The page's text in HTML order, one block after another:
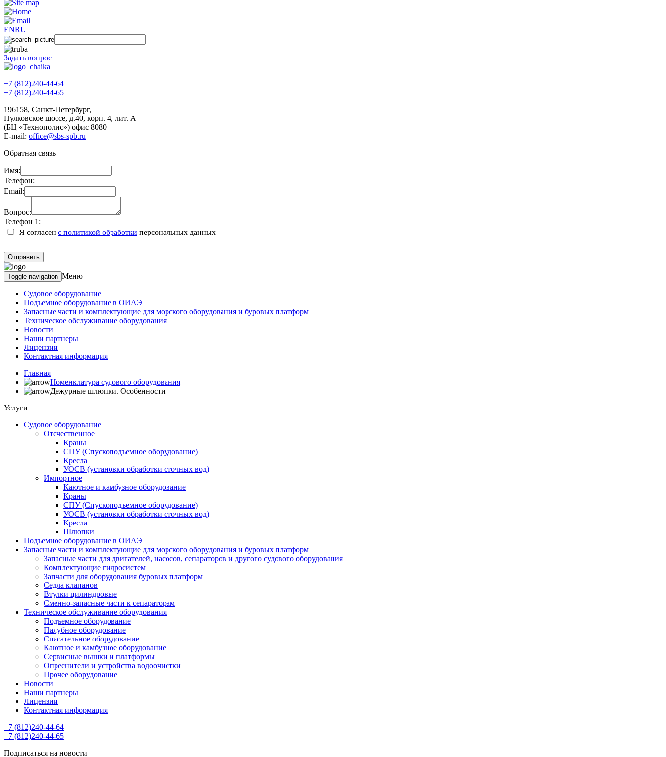
ENRU
Задать вопрос
+7 (812)240-44-64
+7 (812)240-44-65
196158, Санкт-Петербург,
Пулковское шоссе, д.40, корп. 4, лит. А
(БЦ «Технополис») офис 8080
E-mail: office@sbs-spb.ru
Обратная связь
Имя:
Телефон:
Email:
Вопрос:
Телефон 1:
Я согласен с политикой обработки персональных данных
Toggle navigation Меню
Судовое оборудование
Подъемное оборудование в ОИАЭ
Запасные части и комплектующие для морского оборудования и буровых платформ
Техническое обслуживание оборудования
Новости
Наши партнеры
Лицензии
Контактная информация
Главная
Номенклатура судового оборудования
Дежурные шлюпки. Особенности
Услуги
Судовое оборудование
Отечественное
Краны
СПУ (Спускоподъемное оборудование)
Кресла
УОСВ (установки обработки сточных вод)
Импортное
Каютное и камбузное оборудование
Краны
СПУ (Спускоподъемное оборудование)
УОСВ (установки обработки сточных вод)
Кресла
Шлюпки
Подъемное оборудование в ОИАЭ
Запасные части и комплектующие для морского оборудования и буровых платформ
Запасные части для двигателей, насосов, сепараторов и другого судового оборудования
Комплектующие гидросистем
Запчасти для оборудования буровых платформ
Седла клапанов
Втулки цилиндровые
Сменно-запасные части к сепараторам
Техническое обслуживание оборудования
Подъемное оборудование
Палубное оборудование
Спасательное оборудование
Каютное и камбузное оборудование
Сервисные вышки и платформы
Опреснители и устройства водоочистки
Прочее оборудование
Новости
Наши партнеры
Лицензии
Контактная информация
+7 (812)240-44-64
+7 (812)240-44-65
Подписаться на новости